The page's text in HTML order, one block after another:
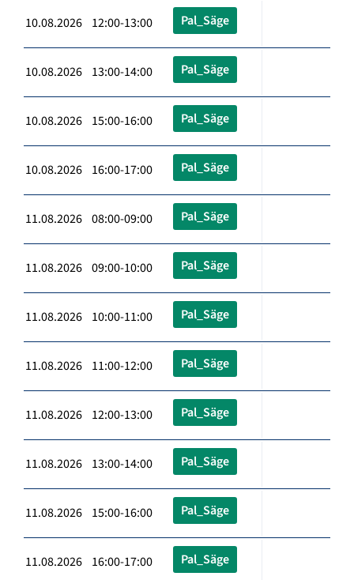
10.08.2026 12:00-13:00 Pal_Säge
10.08.2026 13:00-14:00 Pal_Säge
10.08.2026 15:00-16:00 Pal_Säge
10.08.2026 16:00-17:00 Pal_Säge
11.08.2026 08:00-09:00 Pal_Säge
11.08.2026 09:00-10:00 Pal_Säge
11.08.2026 10:00-11:00 Pal_Säge
11.08.2026 11:00-12:00 Pal_Säge
11.08.2026 12:00-13:00 Pal_Säge
11.08.2026 13:00-14:00 Pal_Säge
11.08.2026 15:00-16:00 Pal_Säge
11.08.2026 16:00-17:00 Pal_Säge